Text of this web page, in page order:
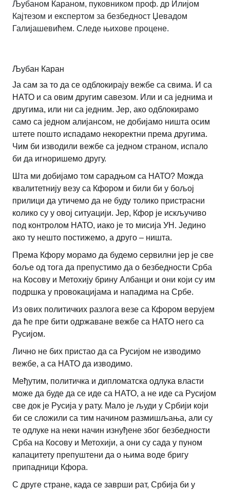
Љубаном Караном, пуковником проф. др Илијом
Кајтезом и експертом за безбедност Џевадом
Галијашевићем. Следе њихове процене.
Љубан Каран
Ја сам за то да се одблокирају вежбе са свима. И са
НАТО и са овим другим савезом. Или и са једнима и
другима, или ни са једним. Јер, ако одблокирамо
само са једном алијансом, не добијамо ништа осим
штете пошто испадамо некоректни према другима.
Чим би изводили вежбе са једном страном, испало
би да игноришемо другу.
Шта ми добијамо том сарадњом са НАТО? Можда
квалитетнију везу са Кфором и били би у бољој
прилици да утичемо да не буду толико пристрасни
колико су у овој ситуацији. Јер, Кфор је искључиво
под контролом НАТО, иако је то мисија УН. Једино
ако ту нешто постижемо, а друго – ништа.
Према Кфору морамо да будемо сервилни јер је све
боље од тога да препустимо да о безбедности Срба
на Косову и Метохију брину Албанци и они који су им
подршка у провокацијама и нападима на Србе.
Из ових политичких разлога везе са Кфором верујем
да ће пре бити одржаване вежбе са НАТО него са
Русијом.
Лично не бих пристао да са Русијом не изводимо
вежбе, а са НАТО да изводимо.
Међутим, политичка и дипломатска одлука власти
може да буде да се иде са НАТО, а не иде са Русијом
све док је Русија у рату. Мало је људи у Србији који
би се сложили са тим начином размишљања, али су
те одлуке на неки начин изнуђене због безбедности
Срба на Косову и Метохији, а они су сада у пуном
капацитету препуштени да о њима воде бригу
припадници Кфора.
С друге стране, када се заврши рат, Србија би у